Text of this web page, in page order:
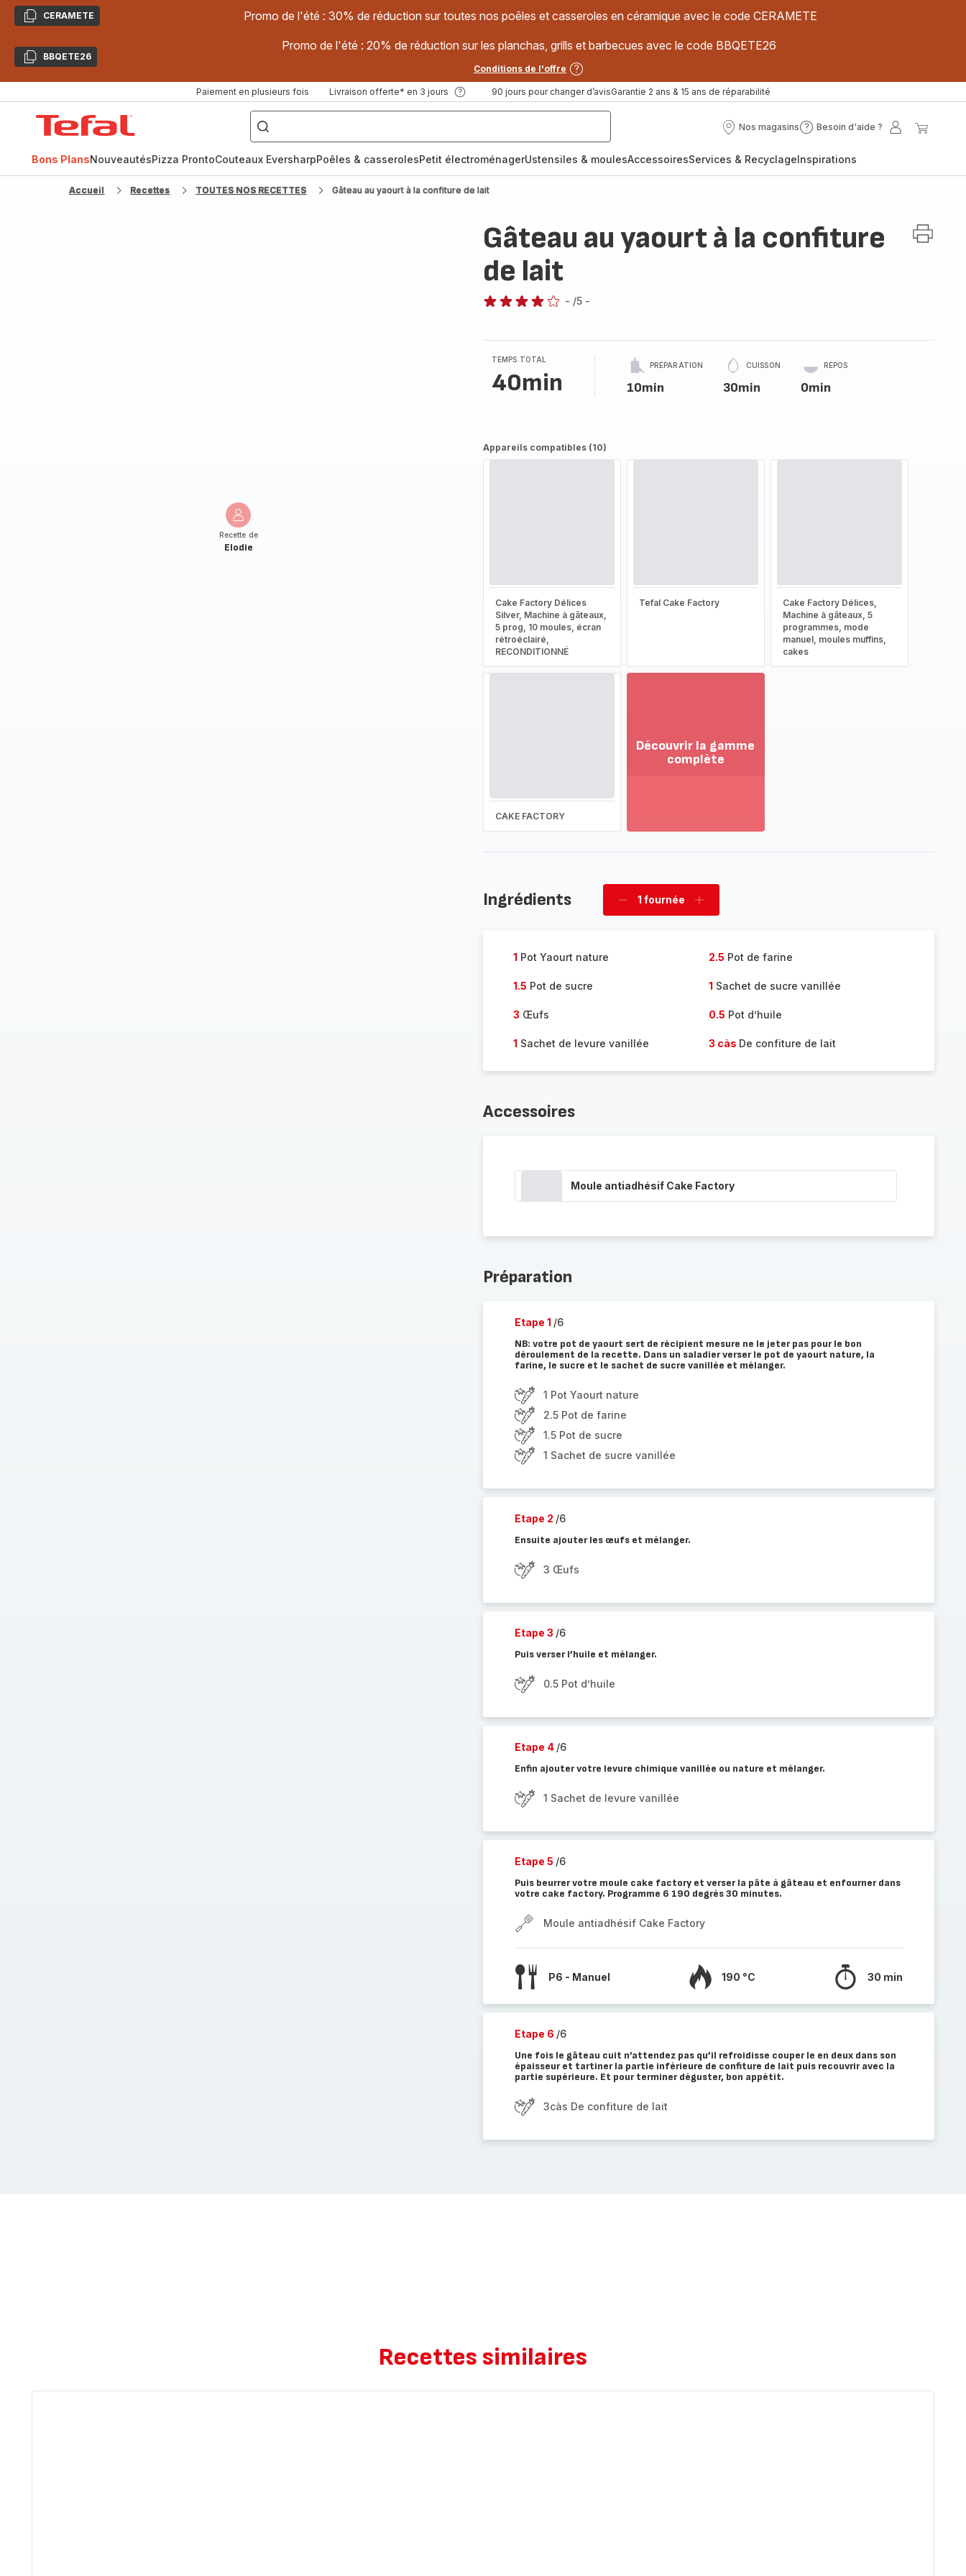
CopierCERAMETE Promo de l'été : 30% de réduction sur toutes nos poêles et casseroles en céramique avec le code CERAMETE
CopierBBQETE26
Promo de l'été : 20% de réduction sur les planchas, grills et barbecues avec le code BBQETE26
Conditions de l'offre
Paiement en plusieurs fois Livraison offerte* en 3 jours 90 jours pour changer d’avisGarantie 2 ans & 15 ans de réparabilité
["Poêles
inox,
Cake
Factory,
Nos magasins
Nos
Besoin d'aide ?
Besoin
?
Mon
Bons PlansNouveautésPizza ProntoCouteaux EversharpPoêles & casserolesPetit électroménagerUstensiles & moulesAccessoiresServices & RecyclageInspirations
Accueil Recettes TOUTES NOS RECETTES Gâteau au yaourt à la confiture de lait
Recette de
Elodie
Gâteau au yaourt à la confiture
de lait
étoiles
(moyenne)
- /5 -
TEMPS TOTAL
40min
PRÉPARATION
10min
CUISSON
30min
REPOS
0min
Appareils compatibles (10)
Cake Factory Délices
Silver, Machine à gâteaux,
5 prog, 10 moules, écran
rétroéclairé,
RECONDITIONNÉ
Tefal Cake Factory
Cake Factory Délices,
Machine à gâteaux, 5
programmes, mode
manuel, moules muffins,
cakes
CAKE FACTORY
Découvrir la gamme
complète
la
Ingrédients
Supprimer
1 fournée
Ajouter
1 Pot Yaourt nature 2.5 Pot de farine
1.5 Pot de sucre 1 Sachet de sucre vanillée
3 Œufs 0.5 Pot d’huile
1 Sachet de levure vanillée 3 càs De confiture de lait
Accessoires
Moule antiadhésif Cake Factory
Préparation
Etape 1 /6
NB: votre pot de yaourt sert de récipient mesure ne le jeter pas pour le bon
déroulement de la recette. Dans un saladier verser le pot de yaourt nature, la
farine, le sucre et le sachet de sucre vanillée et mélanger.
1 Pot Yaourt nature
2.5 Pot de farine
1.5 Pot de sucre
1 Sachet de sucre vanillée
Etape 2 /6
Ensuite ajouter les œufs et mélanger.
3 Œufs
Etape 3 /6
Puis verser l’huile et mélanger.
0.5 Pot d’huile
Etape 4 /6
Enfin ajouter votre levure chimique vanillée ou nature et mélanger.
1 Sachet de levure vanillée
Etape 5 /6
Puis beurrer votre moule cake factory et verser la pâte à gâteau et enfourner dans
votre cake factory. Programme 6 190 degrés 30 minutes.
Moule antiadhésif Cake Factory
P6 - Manuel 190 °C 30 min
Etape 6 /6
Une fois le gâteau cuit n’attendez pas qu’il refroidisse couper le en deux dans son
épaisseur et tartiner la partie inférieure de confiture de lait puis recouvrir avec la
partie supérieure. Et pour terminer déguster, bon appétit.
3càs De confiture de lait
Recettes similaires